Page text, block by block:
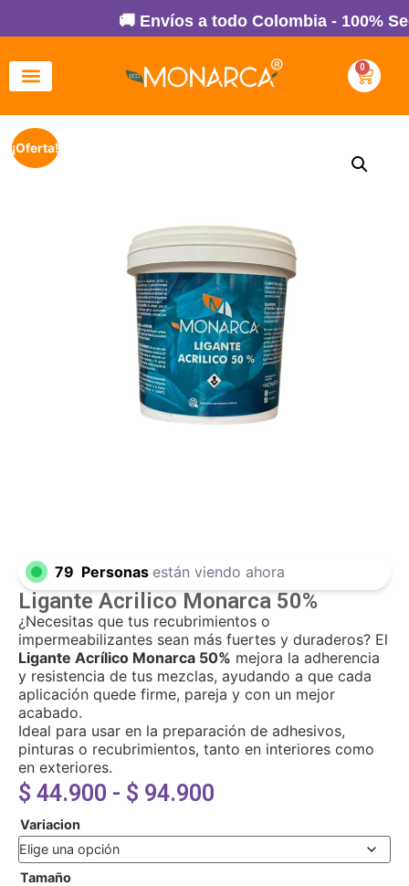
🚚 Envíos a todo Colombia - 100%
0
¡Oferta!
79 Personas están viendo ahora
Ligante Acrilico Monarca 50%
¿Necesitas que tus recubrimientos o
impermeabilizantes sean más fuertes y duraderos? El
Ligante Acrílico Monarca 50% mejora la adherencia
y resistencia de tus mezclas, ayudando a que cada
aplicación quede firme, pareja y con un mejor
acabado.
Ideal para usar en la preparación de adhesivos,
pinturas o recubrimientos, tanto en interiores como
en exteriores.
$ 44.900 - $ 94.900
Variacion
Tamaño